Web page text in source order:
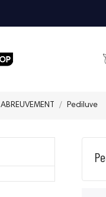
ABREUVEMENT Pediluve